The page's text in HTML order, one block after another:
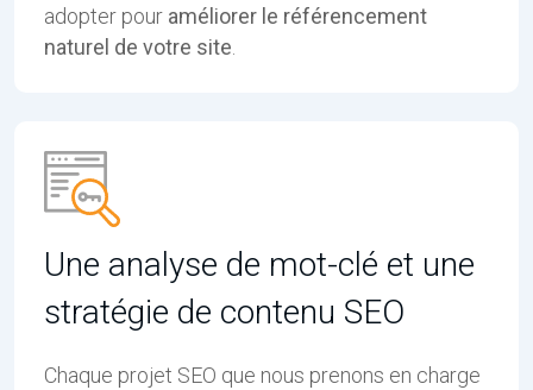
adopter pour améliorer le référencement
naturel de votre site.
Une analyse de mot-clé et une
stratégie de contenu SEO
Chaque projet SEO que nous prenons en charge